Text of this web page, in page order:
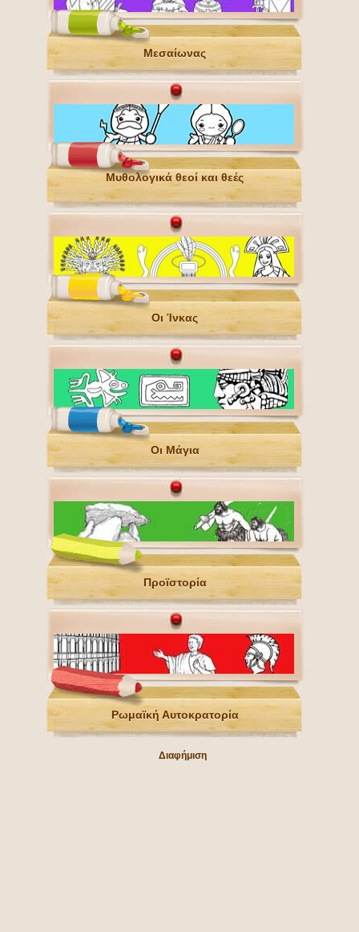
Μεσαίωνας
Μυθολογικά θεοί και θεές
Οι Ίνκας
Οι Μάγια
Προϊστορία
Ρωμαϊκή Αυτοκρατορία
Διαφήμιση